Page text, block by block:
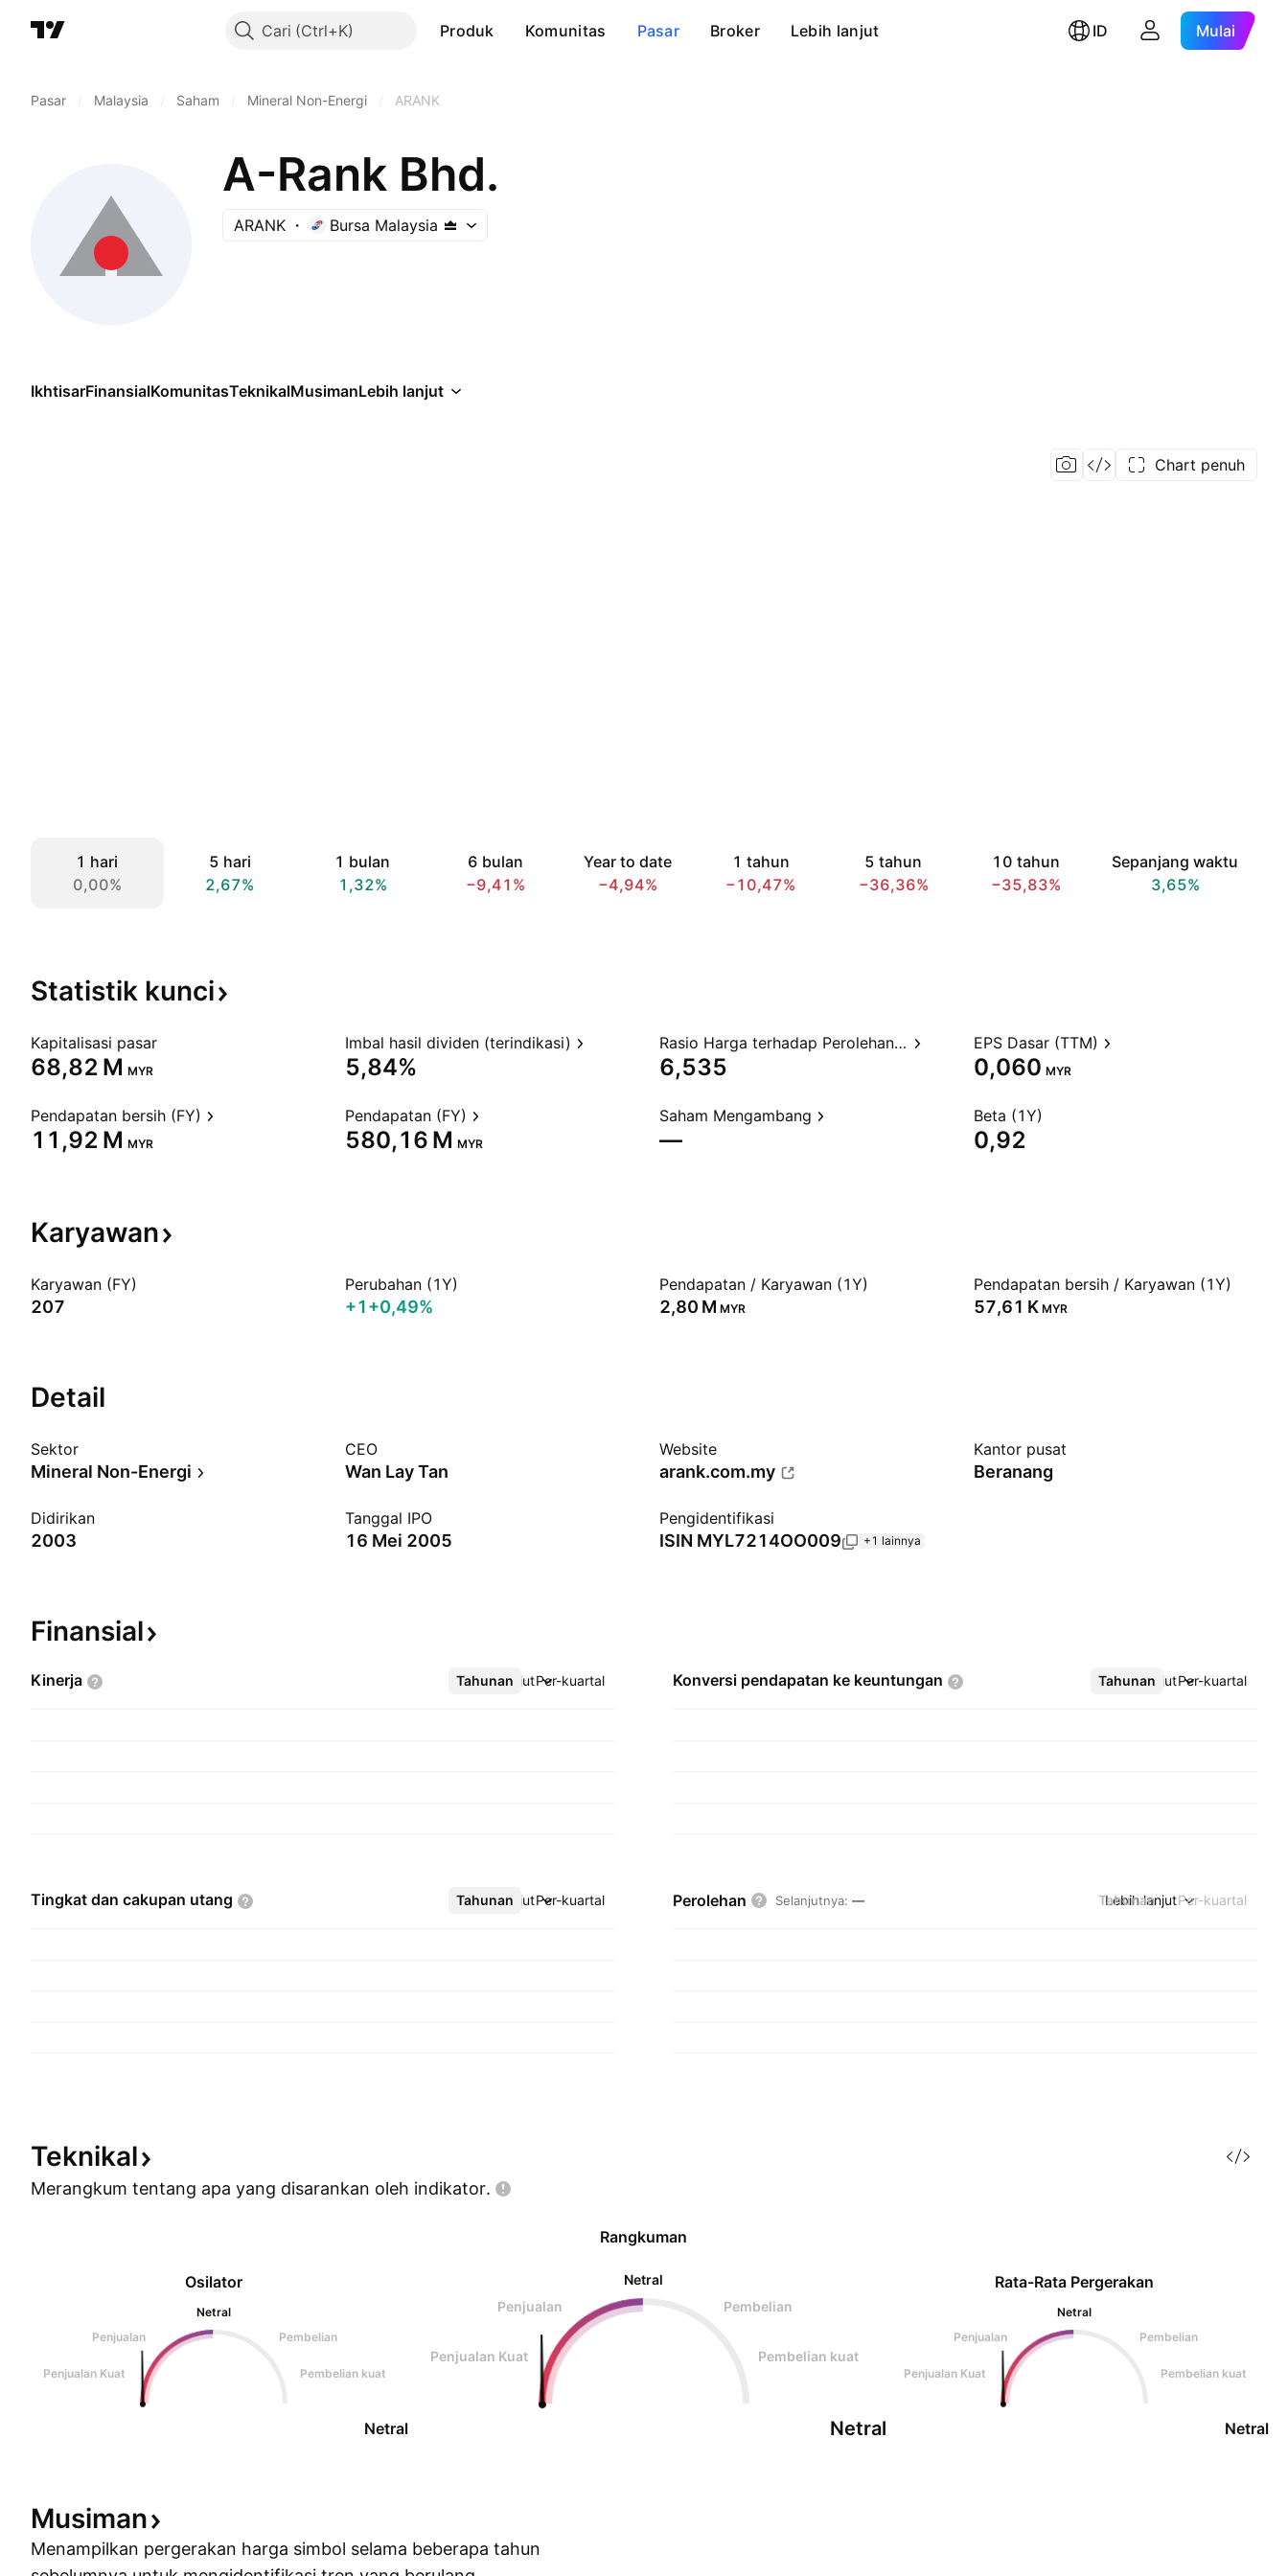
Cari Produk Komunitas Pasar Broker Lebih lanjut ID Mulai
Pasar Malaysia Saham Mineral Non-Energi ARANK
A-Rank Bhd.
ARANK Bursa Malaysia
IkhtisarFinansialKomunitasTeknikalMusimanLebih lanjut
Chart penuh
1 hari
0,00%
5 hari
2,67%
1 bulan
1,32%
6 bulan
−9,41%
Year to date
−4,94%
1 tahun
−10,47%
5 tahun
−36,36%
10 tahun
−35,83%
Sepanjang waktu
3,65%
Statistik kunci
Kapitalisasi pasar
‪68,82 M‬ MYR
Imbal hasil dividen (terindikasi)
5,84%
Rasio Harga terhadap Perolehan (TTM)
6,535
EPS Dasar (TTM)
0,060 MYR
Pendapatan bersih (FY)
‪11,92 M‬ MYR
Pendapatan (FY)
‪580,16 M‬ MYR
Saham Mengambang
—
Beta (1Y)
0,92
Karyawan
Karyawan (FY)
207
Perubahan (1Y)
+1+0,49%
Pendapatan / Karyawan (1Y)
‪2,80 M‬ MYR
Pendapatan bersih / Karyawan (1Y)
‪57,61 K‬ MYR
Detail
Sektor
Mineral Non-Energi
CEO
Wan Lay Tan
Website
arank.com.my
Kantor pusat
Beranang
Didirikan
2003
Tanggal IPO
16 Mei 2005
Pengidentifikasi
ISIN MYL7214OO009 +1 lainnya
Finansial
Kinerja Tahunan Per-kuartal
Lebih lanjut Konversi pendapatan ke keuntungan Tahunan Per-kuartal
Lebih lanjut
Tingkat dan cakupan utang Tahunan Per-kuartal
Lebih lanjut Perolehan Selanjutnya: — Tahunan Per-kuartal
Lebih lanjut
Teknikal
Merangkum tentang apa yang disarankan oleh indikator.
Osilator
Netral
Penjualan
Pembelian
Penjualan Kuat Pembelian kuat
Netral
Rangkuman
Netral
Penjualan
Pembelian
Penjualan Kuat Pembelian kuat
Netral
Rata-Rata Pergerakan
Netral
Penjualan
Pembelian
Penjualan Kuat Pembelian kuat
Netral
Musiman
Menampilkan pergerakan harga simbol selama beberapa tahun